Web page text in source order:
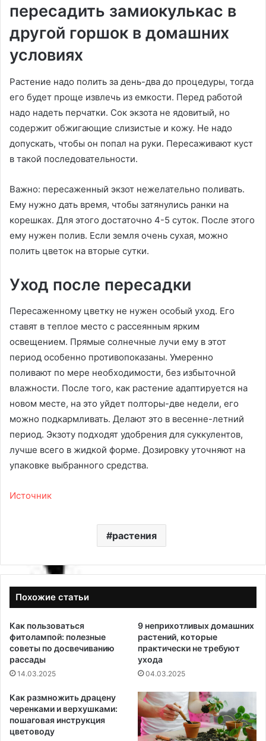
пересадить замиокулькас в
другой горшок в домашних
условиях
Растение надо полить за день-два до процедуры, тогда
его будет проще извлечь из емкости. Перед работой
надо надеть перчатки. Сок экзота не ядовитый, но
содержит обжигающие слизистые и кожу. Не надо
допускать, чтобы он попал на руки. Пересаживают куст
в такой последовательности.
Важно: пересаженный экзот нежелательно поливать.
Ему нужно дать время, чтобы затянулись ранки на
корешках. Для этого достаточно 4-5 суток. После этого
ему нужен полив. Если земля очень сухая, можно
полить цветок на вторые сутки.
Уход после пересадки
Пересаженному цветку не нужен особый уход. Его
ставят в теплое место с рассеянным ярким
освещением. Прямые солнечные лучи ему в этот
период особенно противопоказаны. Умеренно
поливают по мере необходимости, без избыточной
влажности. После того, как растение адаптируется на
новом месте, на это уйдет полторы-две недели, его
можно подкармливать. Делают это в весенне-летний
период. Экзоту подходят удобрения для суккулентов,
лучше всего в жидкой форме. Дозировку уточняют на
упаковке выбранного средства.
Источник
растения
Похожие статьи
Как пользоваться
фитолампой: полезные
советы по досвечиванию
рассады
14.03.2025
9 неприхотливых домашних
растений, которые
практически не требуют
ухода
04.03.2025
Как размножить драцену
черенками и верхушками:
пошаговая инструкция
цветоводу